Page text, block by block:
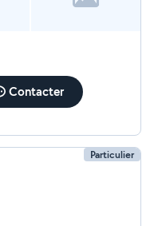
Contacter
Particulier